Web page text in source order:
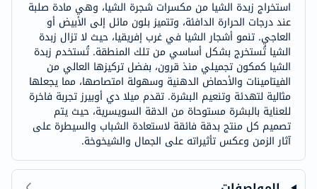
استخراج زبدة الشيا من مكسرات شجرة الشيا، وهي مادة صلبة
عند درجات الحرارة الدافئة، وتتميز بلون مائل إلى الأبيض أو
العاجي. تنمو أشجار الشيا في غرب إفريقيا، حيث لا تزال زبدة
الشيا تُستخرج بشكل أساسي من تلك المنطقة. تُستخدم زبدة
الشيا كمكون تجميلي منذ قرون، بفضل تركيزها العالي من
الفيتامينات والأحماض الدهنية وسهولة امتصاصها، مما يجعلها
مثالية لتهدئة وتنعيم البشرة. تقدم ميلا دي أوبيرز تجربة فاخرة
للعناية بالبشرة مستوحاة من الدقة السويسرية، حيث يتم
تصميم كل منتج بدقة فائقة لاستعادة الشباب والسيطرة على
آثار الزمن وعكس تأثيراته على الجمال والشيخوخة.